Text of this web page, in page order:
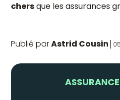
chersque les assurances
Publié parAstrid Cousin